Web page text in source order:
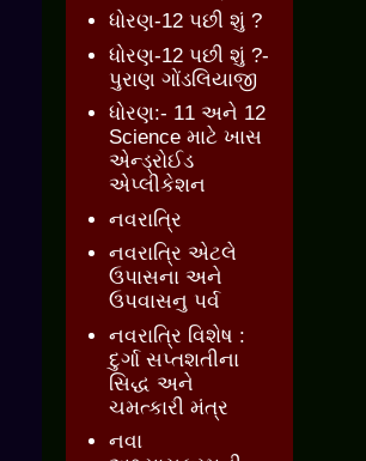
ધોરણ-12 પછી શું ?
ધોરણ-12 પછી શું ?-
પુરાણ ગોંડલિયાજી
ધોરણ:- 11 અને 12
Science માટે ખાસ
એન્ડ્રોઈડ
એપ્લીકેશન
નવરાત્રિ
નવરાત્રિ એટલે
ઉપાસના અને
ઉપવાસનુ પર્વ
નવરાત્રિ વિશેષ :
દુર્ગા સપ્તશતીના
સિદ્ધ અને
ચમત્કારી મંત્ર
નવા